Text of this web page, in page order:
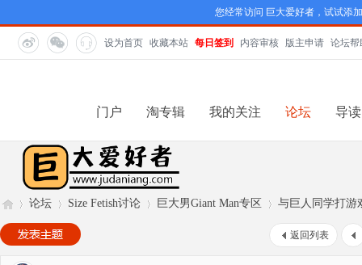
您经常访问 巨大爱好者，试试添
设为首页 收藏本站 每日签到 内容审核 版主申请 论坛帮
门户 淘专辑 我的关注 论坛 导读
论坛 Size Fetish讨论 巨大男Giant Man专区 与巨人同学打游
返回列表